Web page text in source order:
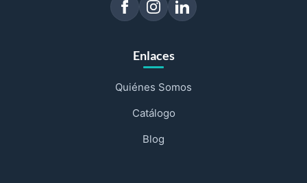
Enlaces
Quiénes Somos
Catálogo
Blog